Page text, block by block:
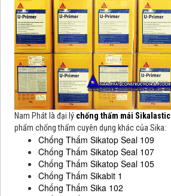
Nam Phát là đại lý chống thấm mái
phẩm chống thấm cuyên dụng khác của Sika:
Chống Thấm Sikatop Seal 109
Chống Thấm Sikatop Seal 107
Chống Thấm Sikatop Seal 105
Chống Thấm Sikabit 1
Chống Thấm Sika 102